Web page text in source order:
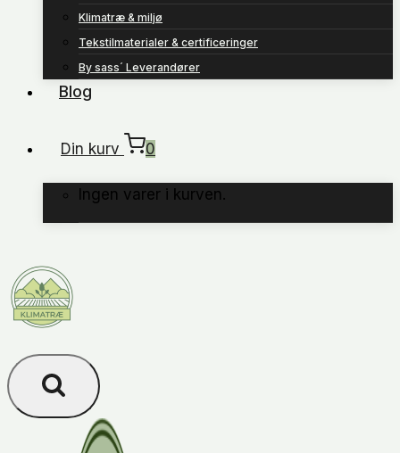
Klimatræ & miljø
Tekstilmaterialer & certificeringer
By sass´ Leverandører
Blog
Din kurv 0
Ingen varer i kurven.